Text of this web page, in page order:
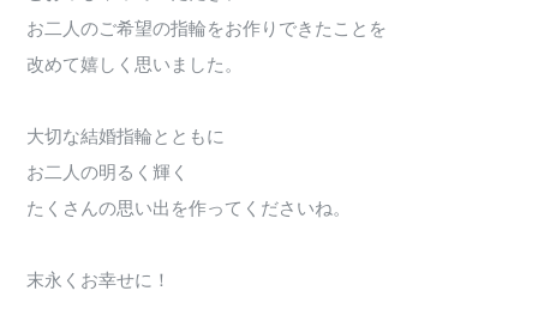
お二人のご希望の指輪をお作りできたことを
改めて嬉しく思いました。
大切な結婚指輪とともに
お二人の明るく輝く
たくさんの思い出を作ってくださいね。
末永くお幸せに！